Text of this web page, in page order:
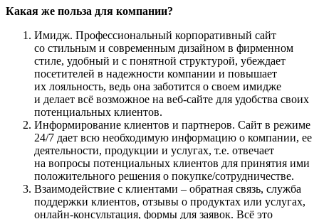
Какая же польза для компании?
Имидж. Профессиональный корпоративный сайт
со стильным и современным дизайном в фирменном
стиле, удобный и с понятной структурой, убеждает
посетителей в надежности компании и повышает
их лояльность, ведь она заботится о своем имидже
и делает всё возможное на веб-сайте для удобства своих
потенциальных клиентов.
Информирование клиентов и партнеров. Сайт в режиме
24/7 дает всю необходимую информацию о компании, ее
деятельности, продукции и услугах, т.е. отвечает
на вопросы потенциальных клиентов для принятия ими
положительного решения о покупке/сотрудничестве.
Взаимодействие с клиентами – обратная связь, служба
поддержки клиентов, отзывы о продуктах или услугах,
онлайн-консультация, формы для заявок. Всё это